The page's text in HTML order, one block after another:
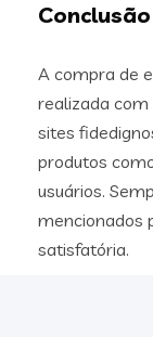
Conclusão
A compra de
realizada
sites
produtos
usuários.
mencionados
satisfatória.